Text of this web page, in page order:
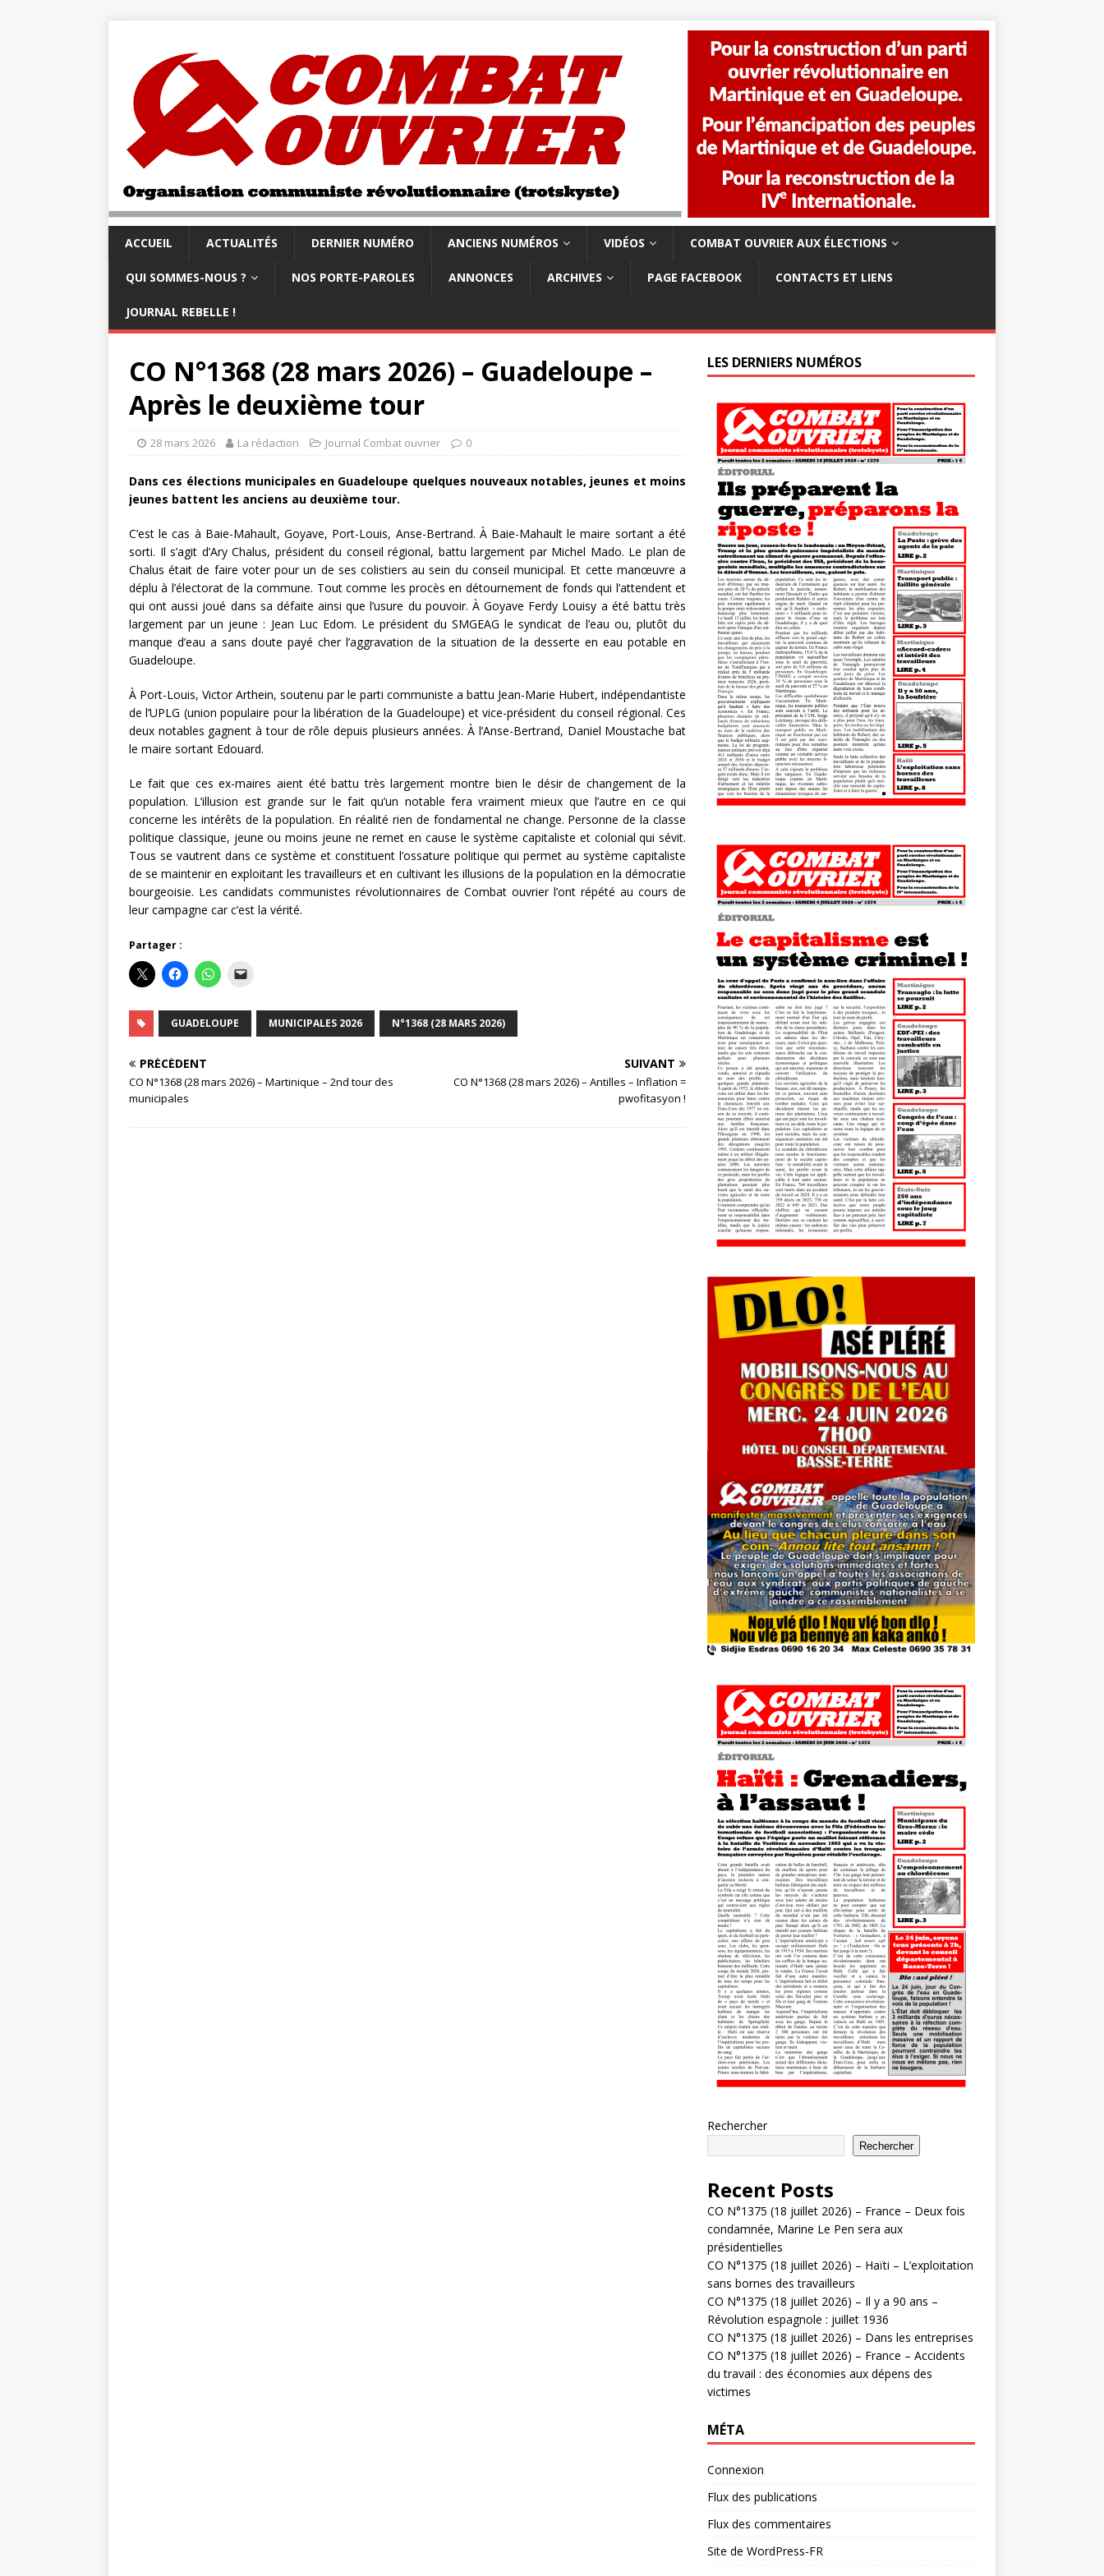
ACCUEIL ACTUALITÉS DERNIER NUMÉRO ANCIENS NUMÉROS VIDÉOS COMBAT OUVRIER AUX ÉLECTIONS
QUI SOMMES-NOUS ? NOS PORTE-PAROLES ANNONCES ARCHIVES PAGE FACEBOOK CONTACTS ET LIENS
JOURNAL REBELLE !
CO N°1368 (28 mars 2026) – Guadeloupe –
Après le deuxième tour
28 mars 2026 La rédaction Journal Combat ouvrier 0
Dans ces élections municipales en Guadeloupe quelques nouveaux notables, jeunes et moins
jeunes battent les anciens au deuxième tour.
C’est le cas à Baie-Mahault, Goyave, Port-Louis, Anse-Bertrand. À Baie-Mahault le maire sortant a été
sorti. Il s’agit d’Ary Chalus, président du conseil régional, battu largement par Michel Mado. Le plan de
Chalus était de faire voter pour un de ses colistiers au sein du conseil municipal. Et cette manœuvre a
déplu à l’électorat de la commune. Tout comme les procès en détournement de fonds qui l’attendent et
qui ont aussi joué dans sa défaite ainsi que l’usure du pouvoir. À Goyave Ferdy Louisy a été battu très
largement par un jeune : Jean Luc Edom. Le président du SMGEAG le syndicat de l’eau ou, plutôt du
manque d’eau a sans doute payé cher l’aggravation de la situation de la desserte en eau potable en
Guadeloupe.
À Port-Louis, Victor Arthein, soutenu par le parti communiste a battu Jean-Marie Hubert, indépendantiste
de l’UPLG (union populaire pour la libération de la Guadeloupe) et vice-président du conseil régional. Ces
deux notables gagnent à tour de rôle depuis plusieurs années. À l’Anse-Bertrand, Daniel Moustache bat
le maire sortant Edouard.
Le fait que ces ex-maires aient été battu très largement montre bien le désir de changement de la
population. L’illusion est grande sur le fait qu’un notable fera vraiment mieux que l’autre en ce qui
concerne les intérêts de la population. En réalité rien de fondamental ne change. Personne de la classe
politique classique, jeune ou moins jeune ne remet en cause le système capitaliste et colonial qui sévit.
Tous se vautrent dans ce système et constituent l’ossature politique qui permet au système capitaliste
de se maintenir en exploitant les travailleurs et en cultivant les illusions de la population en la démocratie
bourgeoisie. Les candidats communistes révolutionnaires de Combat ouvrier l’ont répété au cours de
leur campagne car c’est la vérité.
Partager :
GUADELOUPE MUNICIPALES 2026 N°1368 (28 MARS 2026)
PRÉCÉDENT
CO N°1368 (28 mars 2026) – Martinique – 2nd tour des
municipales
SUIVANT
CO N°1368 (28 mars 2026) – Antilles – Inflation =
pwofitasyon !
LES DERNIERS NUMÉROS
Rechercher
Rechercher
Recent Posts
CO N°1375 (18 juillet 2026) – France – Deux fois
condamnée, Marine Le Pen sera aux
présidentielles
CO N°1375 (18 juillet 2026) – Haïti – L’exploitation
sans bornes des travailleurs
CO N°1375 (18 juillet 2026) – Il y a 90 ans –
Révolution espagnole : juillet 1936
CO N°1375 (18 juillet 2026) – Dans les entreprises
CO N°1375 (18 juillet 2026) – France – Accidents
du travail : des économies aux dépens des
victimes
MÉTA
Connexion
Flux des publications
Flux des commentaires
Site de WordPress-FR